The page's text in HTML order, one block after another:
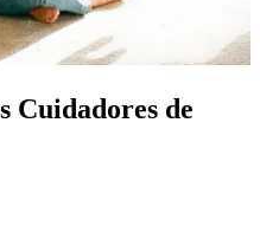
Cuidadores de